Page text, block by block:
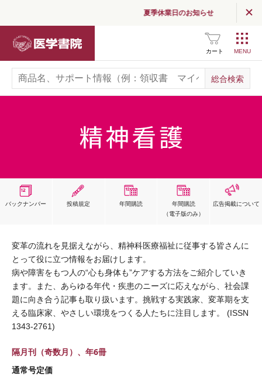
夏季休業日のお知らせ
カート
バックナンバー 投稿規定 年間購読
年間購読
（電子版のみ）
広告掲載について
変革の流れを見据えながら、精神科医療福祉に従事する皆さんに
とって役に立つ情報をお届けします。
病や障害をもつ人の“心も身体も”ケアする方法をご紹介していき
ます。また、あらゆる年代・疾患のニーズに応えながら、社会課
題に向き合う記事も取り扱います。挑戦する実践家、変革期を支
える臨床家、やさしい環境をつくる人たちに注目します。 (ISSN
1343-2761)
隔月刊（奇数月）、年6冊
通常号定価